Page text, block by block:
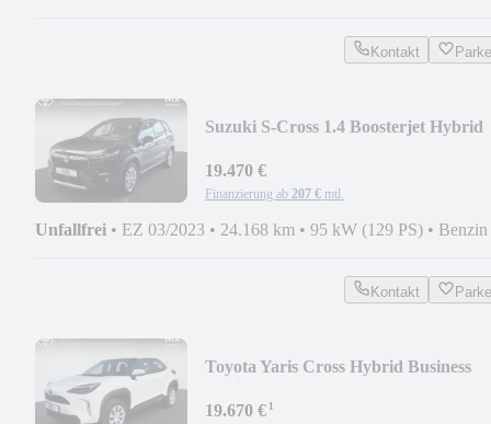
Kontakt
Suzuki S-Cross 1.4 Boosterjet Hybrid
19.470 €
Finanzierung ab 207 € mtl.
Unfallfrei • EZ 03/2023 • 24.168 km • 95 kW (129 PS) • Benzin
Kontakt
Toyota Yaris Cross Hybrid Business
19.670 €¹